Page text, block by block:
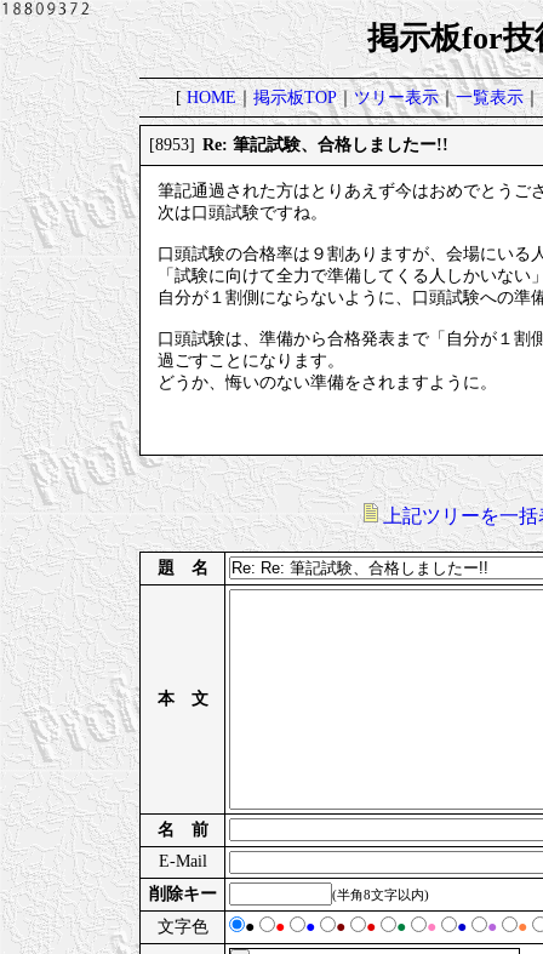
掲示板for技
[HOME｜掲示板TOP｜ツリー表示｜一覧表示｜
[8953] Re: 筆記試験、合格しましたー!!
筆記通過された方はとりあえず今はおめでとうご
次は口頭試験ですね。
口頭試験の合格率は９割ありますが、会場にいる
「試験に向けて全力で準備してくる人しかいない
自分が１割側にならないように、口頭試験への準
口頭試験は、準備から合格発表まで「自分が１
過ごすことになります。
どうか、悔いのない準備をされますように。
上記ツリーを一括
題 名
本 文
名 前
E-Mail
削除キー
(半角8文字以内)
文字色 ● ● ● ● ● ● ● ● ● ●